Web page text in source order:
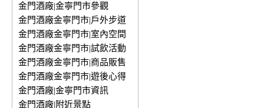
金門酒廠|金寧門市參觀
金門酒廠金寧門市|戶外步道
金門酒廠金寧門市|室內空間
金門酒廠金寧門市|試飲活動
金門酒廠金寧門市|商品販售
金門酒廠金寧門市|遊後心得
金門酒廠|金寧門市資訊
金門酒廠|附近景點